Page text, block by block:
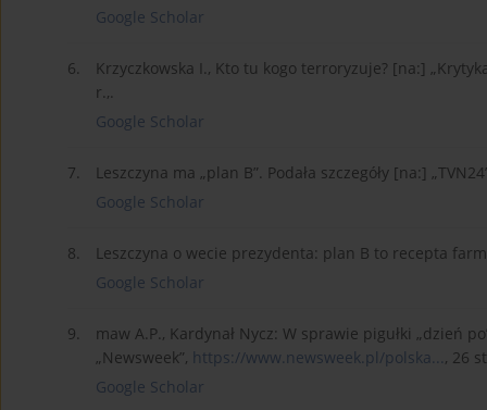
Google Scholar
6. Krzyczkowska I., Kto tu kogo terroryzuje? [na:]
r.,.
Google Scholar
7. Leszczyna ma „plan B”. Podała szczegóły [na:]
Google Scholar
8. Leszczyna o wecie prezydenta: plan B to recepta
Google Scholar
9.
maw A.P., Kardynał Nycz: W sprawie pigułki „dzień
„Newsweek”, https://www.newsweek.pl/polska..., 26
Google Scholar